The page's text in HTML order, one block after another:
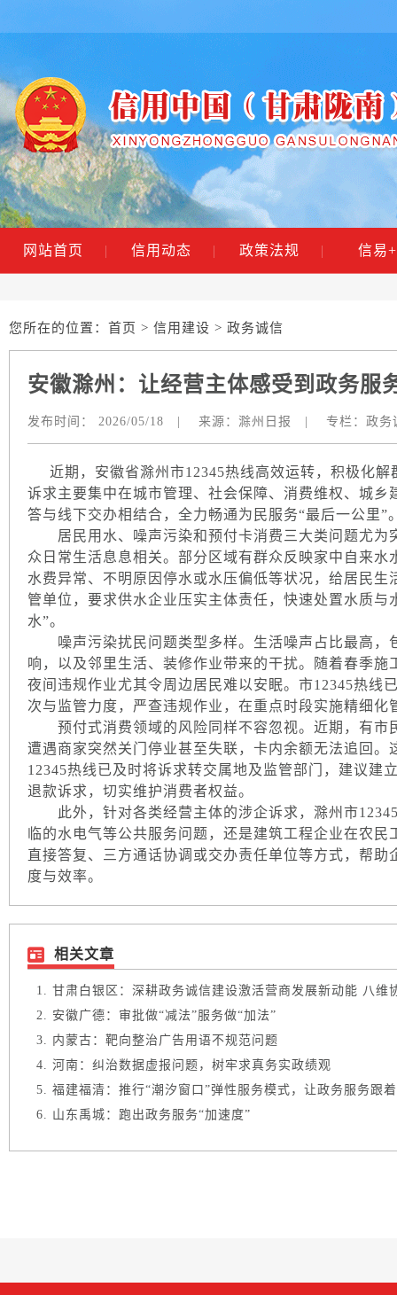
网站首页 | 信用动态 | 政策法规 | 信易+
您所在的位置： 首页 > 信用建设 > 政务诚信
安徽滁州：让经营主体感受到政务服
发布时间： 2026/05/18 来源： 滁州日报 专栏： 政务
近期，安徽省滁州市12345热线高效运转，积极化解
诉求主要集中在城市管理、社会保障、消费维权、城
答与线下交办相结合，全力畅通为民服务“最后一公里”
居民用水、噪声污染和预付卡消费三大类问题尤为
众日常生活息息相关。部分区域有群众反映家中自来
水费异常、不明原因停水或水压偏低等状况，给居民
管单位，要求供水企业压实主体责任，快速处置水质
水”。
噪声污染扰民问题类型多样。生活噪声占比最高，
响，以及邻里生活、装修作业带来的干扰。随着春季
夜间违规作业尤其令周边居民难以安眠。市12345热线
次与监管力度，严查违规作业，在重点时段实施精细化
预付式消费领域的风险同样不容忽视。近期，有市
遭遇商家突然关门停业甚至失联，卡内余额无法追回
12345热线已及时将诉求转交属地及监管部门，建议建
退款诉求，切实维护消费者权益。
此外，针对各类经营主体的涉企诉求，滁州市
临的水电气等公共服务问题，还是建筑工程企业在农
直接答复、三方通话协调或交办责任单位等方式，帮
度与效率。
相关文章
甘肃白银区：深耕政务诚信建设激活营商发展新动能 八维
安徽广德：审批做“减法”服务做“加法”
内蒙古：靶向整治广告用语不规范问题
河南：纠治数据虚报问题，树牢求真务实政绩观
福建福清：推行“潮汐窗口”弹性服务模式，让政务服务跟
山东禹城：跑出政务服务“加速度”